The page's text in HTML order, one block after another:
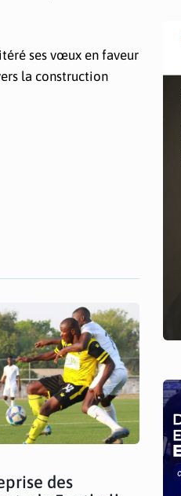
ses vœux en faveur
la construction
des